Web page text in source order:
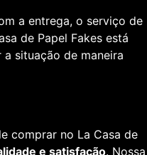
a entrega, o serviço de
de Papel Fakes está
situação de maneira
comprar no La Casa de
e satisfação. Nossa